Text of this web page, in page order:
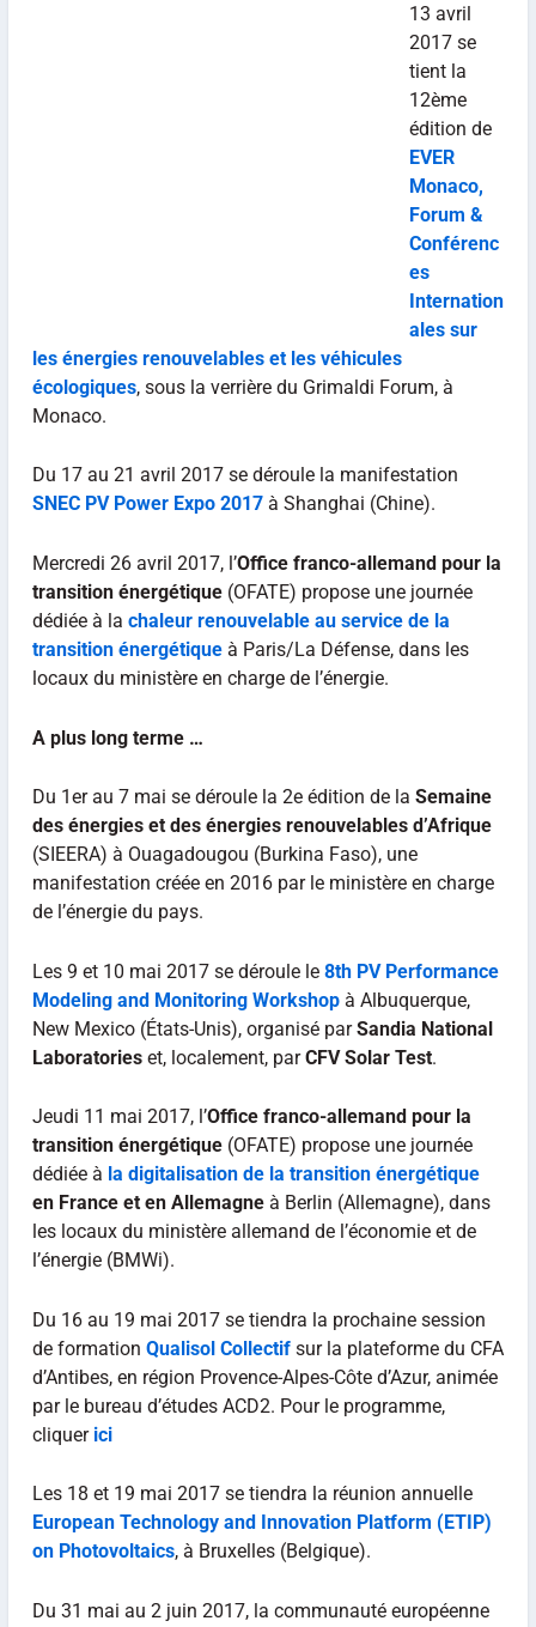
13 avril
2017 se
tient la
12ème
édition de
EVER
Monaco,
Forum &
Conférenc
es
Internation
ales sur
les énergies renouvelables et les véhicules
écologiques, sous la verrière du Grimaldi Forum, à
Monaco.
Du 17 au 21 avril 2017 se déroule la manifestation
SNEC PV Power Expo 2017à Shanghai (Chine).
Mercredi 26 avril 2017, l’Office franco-allemand pour la
transition énergétique(OFATE) propose une journée
dédiée à la chaleur renouvelable au service de la
transition énergétique à Paris/La Défense, dans les
locaux du ministère en charge de l’énergie.
A plus long terme …
Du 1er au 7 mai se déroule la 2e édition de la Semaine
des énergies et des énergies renouvelables d’Afrique
(SIEERA) à Ouagadougou (Burkina Faso), une
manifestation créée en 2016 par le ministère en charge
de l’énergie du pays.
Les 9 et 10 mai 2017 se déroule le 8th PV Performance
Modeling and Monitoring Workshopà Albuquerque,
New Mexico (États-Unis), organisé parSandia National
Laboratorieset, localement, parCFV Solar Test.
Jeudi 11 mai 2017, l’Office franco-allemand pour la
transition énergétique(OFATE) propose une journée
dédiée à la digitalisation de la transition énergétique
en France et en Allemagne à Berlin (Allemagne), dans
les locaux du ministère allemand de l’économie et de
l’énergie (BMWi).
Du 16 au 19 mai 2017 se tiendra la prochaine session
de formation Qualisol Collectifsur la plateforme du CFA
d’Antibes, en région Provence-Alpes-Côte d’Azur, animée
par le bureau d’études ACD2. Pour le programme,
cliquer ici
Les 18 et 19 mai 2017 se tiendra la réunion annuelle
European Technology and Innovation Platform (ETIP)
on Photovoltaics, à Bruxelles (Belgique).
Du 31 mai au 2 juin 2017, la communauté européenne